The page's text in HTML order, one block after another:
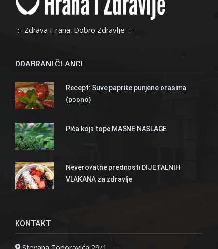
-:- Zdrava Hrana, Dobro Zdravlje -:-
ODABRANI ČLANCI
Recept: Suve paprike punjene orasima
(posno)
Pića koja tope MASNE NASLAGE
Neverovatne prednosti DIJETALNIH
VLAKANA za zdravlje
KONTAKT